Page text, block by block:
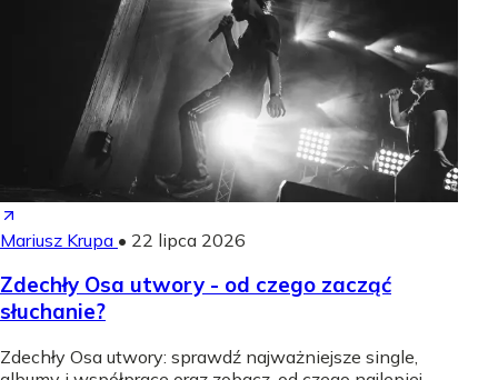
Mariusz Krupa • 22 lipca 2026
Zdechły Osa utwory - od czego zacząć
słuchanie?
Zdechły Osa utwory: sprawdź najważniejsze single,